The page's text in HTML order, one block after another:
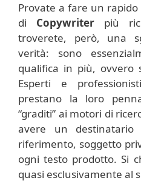
Provate a fare un
di Copywriterpiù
troverete, però, una
verità: sono
qualifica in più, ovvero
Esperti e
prestano la loro
“graditi” ai motori di
avere un
riferimento, soggetto
ogni testo prodotto. Si
quasi esclusivamente al